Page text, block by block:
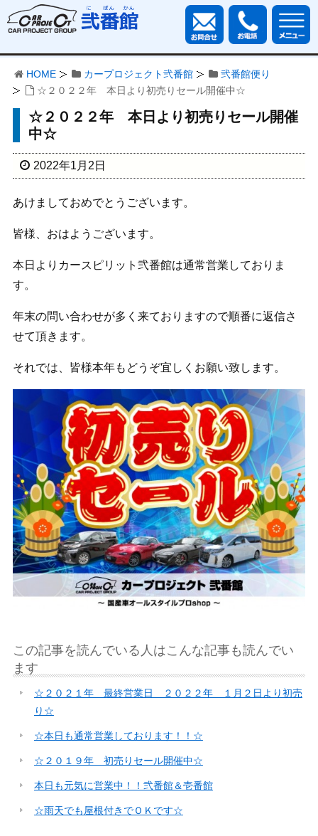
HOME カープロジェクト弐番館
弐番館便り
☆２０２２年 本日より初売りセール開催中☆
☆２０２２年 本日より初売りセール開催
中☆
2022年1月2日
あけましておめでとうございます。
皆様、おはようございます。
本日よりカースピリット弐番館は通常営業しておりま
す。
年末の問い合わせが多く来ておりますので順番に返信さ
せて頂きます。
それでは、皆様本年もどうぞ宜しくお願い致します。
この記事を読んでいる人はこんな記事も読んでい
ます
☆２０２１年 最終営業日 ２０２２年 １月２日より初売
り☆
☆本日も通常営業しております！！☆
☆２０１９年 初売りセール開催中☆
本日も元気に営業中！！弐番館＆壱番館
☆雨天でも屋根付きでＯＫです☆